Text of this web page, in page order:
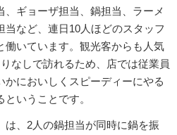
ギョーザ担当、鍋担当、ラーメ
当など、連日10人ほどのスタッフ
働いています。観光客からも人気
なしで訪れるため、店では従業員
かにおいしくスピーディーにやる
いうことです。
、2人の鍋担当が同時に鍋を振